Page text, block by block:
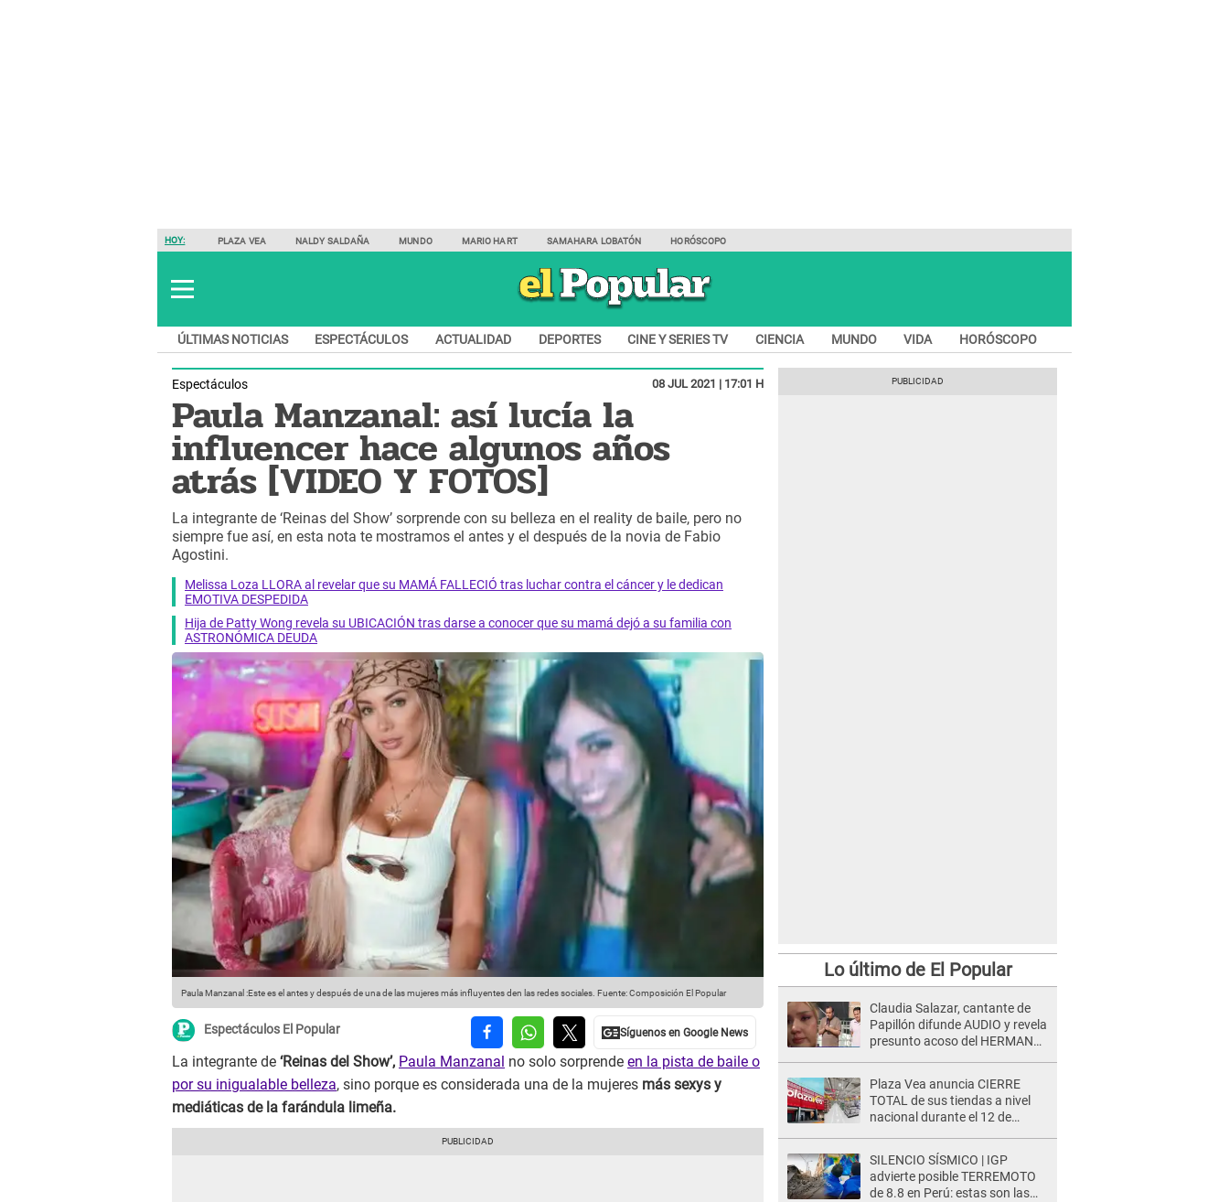
HOY: PLAZA VEA NALDY SALDAÑA MUNDO MARIO HART SAMAHARA LOBATÓN HORÓSCOPO
ÚLTIMAS NOTICIAS ESPECTÁCULOS ACTUALIDAD DEPORTES CINE Y SERIES TV CIENCIA MUNDO VIDA HORÓSCOPO
Espectáculos 08 JUL 2021 | 17:01 H
Paula Manzanal: así lucía la
influencer hace algunos años
atrás [VIDEO Y FOTOS]
La integrante de ‘Reinas del Show’ sorprende con su belleza en el reality de baile, pero no
siempre fue así, en esta nota te mostramos el antes y el después de la novia de Fabio
Agostini.
Melissa Loza LLORA al revelar que su MAMÁ FALLECIÓ tras luchar contra el cáncer y le dedican
EMOTIVA DESPEDIDA
Hija de Patty Wong revela su UBICACIÓN tras darse a conocer que su mamá dejó a su familia con
ASTRONÓMICA DEUDA
Paula Manzanal :Este es el antes y después de una de las mujeres más influyentes den las redes sociales. Fuente: Composición El Popular
Espectáculos El Popular
La integrante de ‘Reinas del Show’, Paula Manzanal no solo sorprende en la pista de baile o
por su inigualable belleza, sino porque es considerada una de la mujeres más sexys y
mediáticas de la farándula limeña.
Lo último de El Popular
Claudia Salazar, cantante de
Papillón difunde AUDIO y revela
presunto acoso del HERMANO
shock"
Plaza Vea anuncia CIERRE
TOTAL de sus tiendas a nivel
nacional durante el 12 de
SILENCIO SÍSMICO | IGP
advierte posible TERREMOTO
de 8.8 en Perú: estas son las